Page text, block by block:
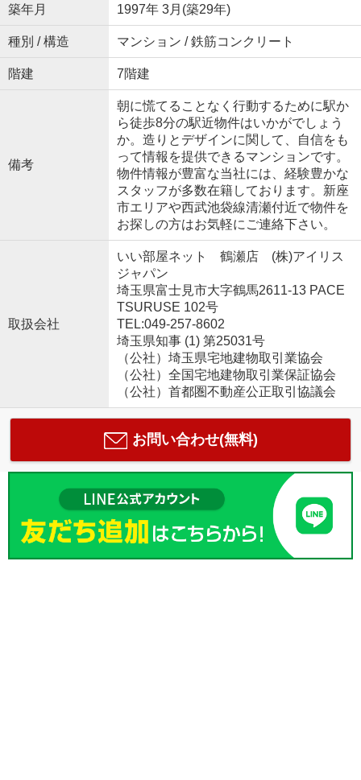
築年月 1997年 3月(築29年)
種別 / 構造 マンション / 鉄筋コンクリート
階建 7階建
備考
朝に慌てることなく行動するために駅か
ら徒歩8分の駅近物件はいかがでしょう
か。造りとデザインに関して、自信をも
って情報を提供できるマンションです。
物件情報が豊富な当社には、経験豊かな
スタッフが多数在籍しております。新座
市エリアや西武池袋線清瀬付近で物件を
お探しの方はお気軽にご連絡下さい。
取扱会社
いい部屋ネット 鶴瀬店 (株)アイリス
ジャパン
埼玉県富士見市大字鶴馬2611-13 PACE
TSURUSE 102号
TEL:049-257-8602
埼玉県知事 (1) 第25031号
（公社）埼玉県宅地建物取引業協会
（公社）全国宅地建物取引業保証協会
（公社）首都圏不動産公正取引協議会
お問い合わせ(無料)